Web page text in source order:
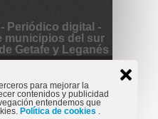
Periódico digital -
municipios del sur
Getafe y Leganés
Powered by
Deportes
Entrevista
para mejorar la
contenidos y publicidad
entendemos que
Política de cookies .